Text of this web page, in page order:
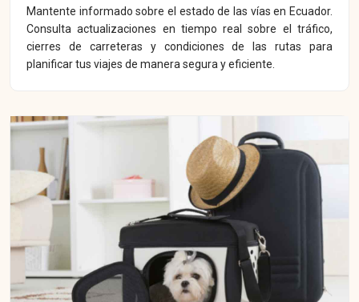
Mantente informado sobre el estado de las vías en Ecuador.
Consulta actualizaciones en tiempo real sobre el tráfico,
cierres de carreteras y condiciones de las rutas para
planificar tus viajes de manera segura y eficiente.